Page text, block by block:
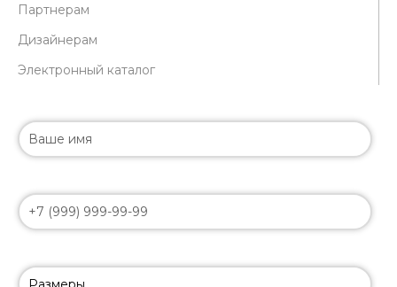
Партнерам
Дизайнерам
Электронный каталог